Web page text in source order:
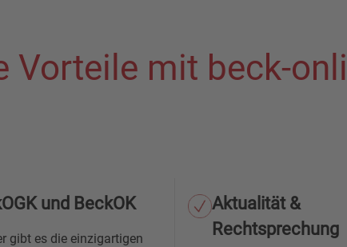
Vorteile mit beck-
und BeckOK
gibt es die einzigartigen
Aktualität &
Rechtsprechung